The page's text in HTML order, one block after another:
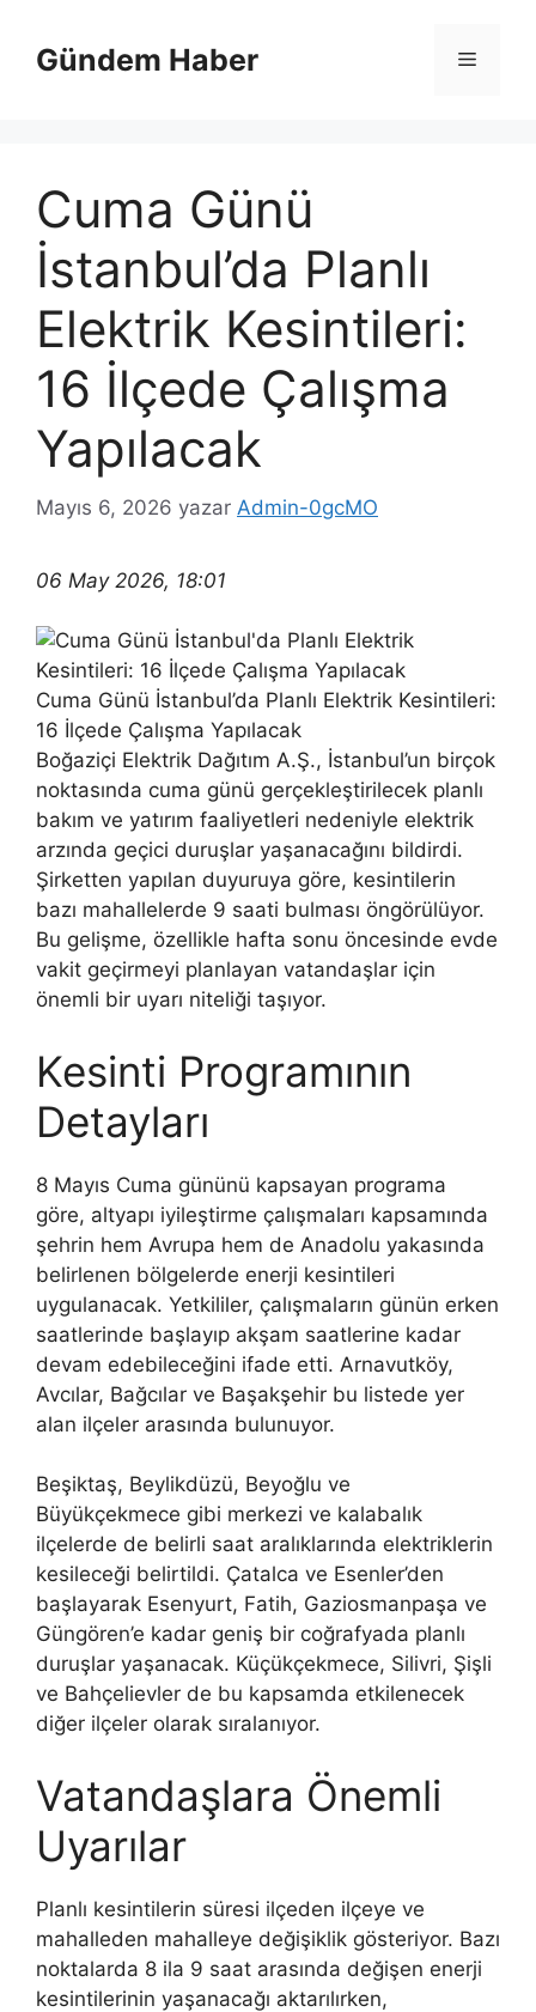
Gündem Haber Menü
Cuma Günü
İstanbul’da Planlı
Elektrik Kesintileri:
16 İlçede Çalışma
Yapılacak
Mayıs 6, 2026 yazar Admin-0gcMO
06 May 2026, 18:01
Cuma Günü İstanbul’da Planlı Elektrik Kesintileri:
16 İlçede Çalışma Yapılacak
Boğaziçi Elektrik Dağıtım A.Ş., İstanbul’un birçok
noktasında cuma günü gerçekleştirilecek planlı
bakım ve yatırım faaliyetleri nedeniyle elektrik
arzında geçici duruşlar yaşanacağını bildirdi.
Şirketten yapılan duyuruya göre, kesintilerin
bazı mahallelerde 9 saati bulması öngörülüyor.
Bu gelişme, özellikle hafta sonu öncesinde evde
vakit geçirmeyi planlayan vatandaşlar için
önemli bir uyarı niteliği taşıyor.
Kesinti Programının
Detayları
8 Mayıs Cuma gününü kapsayan programa
göre, altyapı iyileştirme çalışmaları kapsamında
şehrin hem Avrupa hem de Anadolu yakasında
belirlenen bölgelerde enerji kesintileri
uygulanacak. Yetkililer, çalışmaların günün erken
saatlerinde başlayıp akşam saatlerine kadar
devam edebileceğini ifade etti. Arnavutköy,
Avcılar, Bağcılar ve Başakşehir bu listede yer
alan ilçeler arasında bulunuyor.
Beşiktaş, Beylikdüzü, Beyoğlu ve
Büyükçekmece gibi merkezi ve kalabalık
ilçelerde de belirli saat aralıklarında elektriklerin
kesileceği belirtildi. Çatalca ve Esenler’den
başlayarak Esenyurt, Fatih, Gaziosmanpaşa ve
Güngören’e kadar geniş bir coğrafyada planlı
duruşlar yaşanacak. Küçükçekmece, Silivri, Şişli
ve Bahçelievler de bu kapsamda etkilenecek
diğer ilçeler olarak sıralanıyor.
Vatandaşlara Önemli
Uyarılar
Planlı kesintilerin süresi ilçeden ilçeye ve
mahalleden mahalleye değişiklik gösteriyor. Bazı
noktalarda 8 ila 9 saat arasında değişen enerji
kesintilerinin yaşanacağı aktarılırken,